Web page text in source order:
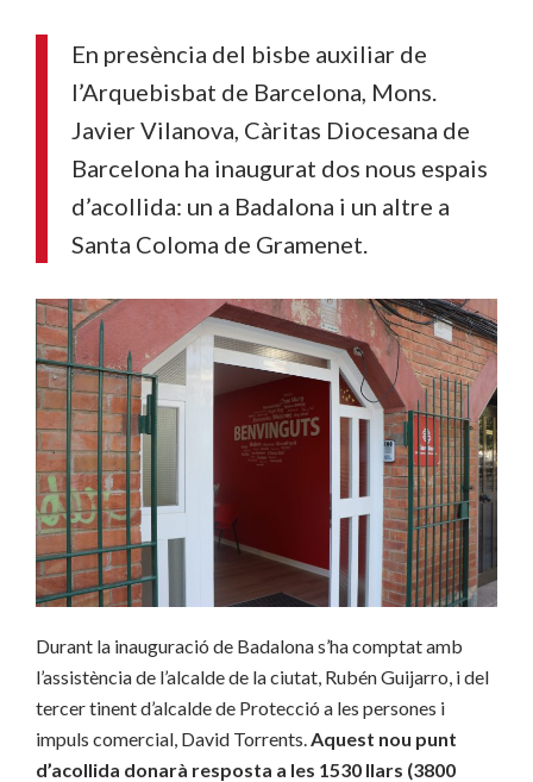
En presència del bisbe auxiliar de
l’Arquebisbat de Barcelona, Mons.
Javier Vilanova, Càritas Diocesana de
Barcelona ha inaugurat dos nous espais
d’acollida: un a Badalona i un altre a
Santa Coloma de Gramenet.
Durant la inauguració de Badalona s’ha comptat amb
l’assistència de l’alcalde de la ciutat, Rubén Guijarro, i del
tercer tinent d’alcalde de Protecció a les persones i
impuls comercial, David Torrents. Aquest nou punt
d’acollida donarà resposta a les 1530 llars (3800